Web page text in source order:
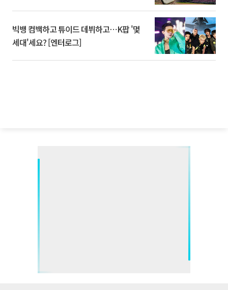
빅뱅 컴백하고 튜이드 데뷔하고⋯K팝 '몇
세대'세요? [엔터로그]